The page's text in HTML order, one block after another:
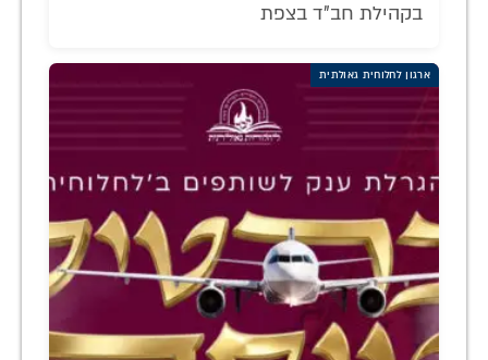
בקהילת חב"ד בצפת
ארגון לחלוחית גאולתית